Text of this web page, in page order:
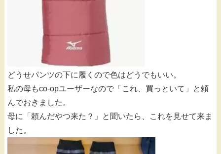
どうせパンツの下に履くので色はどうでもいい。
私の母もco-opユーザーなので「これ、買っといて」と頼
んでおきました。
母に「頼んだやつ来た？」と聞いたら、これを見せて来ま
した。